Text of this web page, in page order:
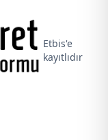
Etbis'e
kayıtlıdır